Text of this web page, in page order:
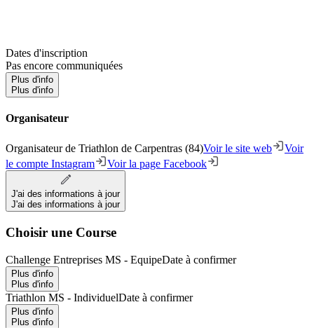
Dates d'inscription
Pas encore communiquées
Plus d'info
Plus d'info
Organisateur
Organisateur de Triathlon de Carpentras (84)Voir le site web
Voir
le compte Instagram
Voir la page Facebook
J'ai des informations à jour
J'ai des informations à jour
Choisir une Course
Challenge Entreprises MS - EquipeDate à confirmer
Plus d'info
Plus d'info
Triathlon MS - IndividuelDate à confirmer
Plus d'info
Plus d'info